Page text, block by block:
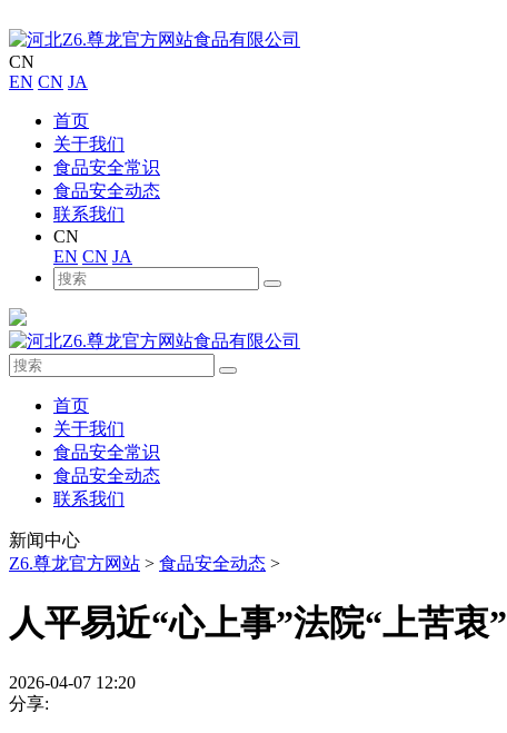
CN
EN CN JA
首页
关于我们
食品安全常识
食品安全动态
联系我们
CN
EN CN JA
首页
关于我们
食品安全常识
食品安全动态
联系我们
新闻中心
Z6.尊龙官方网站 > 食品安全动态 >
人平易近“心上事”法院“上苦衷”
2026-04-07 12:20
分享: